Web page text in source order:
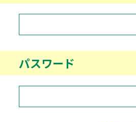
パスワード